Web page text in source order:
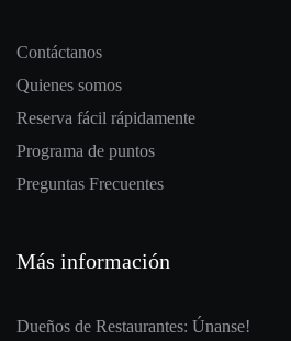
Contáctanos
Quienes somos
Reserva fácil rápidamente
Programa de puntos
Preguntas Frecuentes
Más información
Dueños de Restaurantes: Únanse!